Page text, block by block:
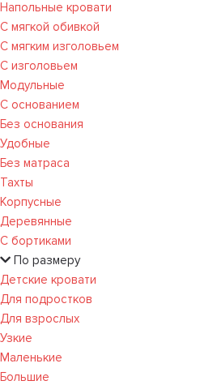
Напольные кровати
С мягкой обивкой
С мягким изголовьем
С изголовьем
Модульные
С основанием
Без основания
Удобные
Без матраса
Тахты
Корпусные
Деревянные
С бортиками
По размеру
Детские кровати
Для подростков
Для взрослых
Узкие
Маленькие
Большие